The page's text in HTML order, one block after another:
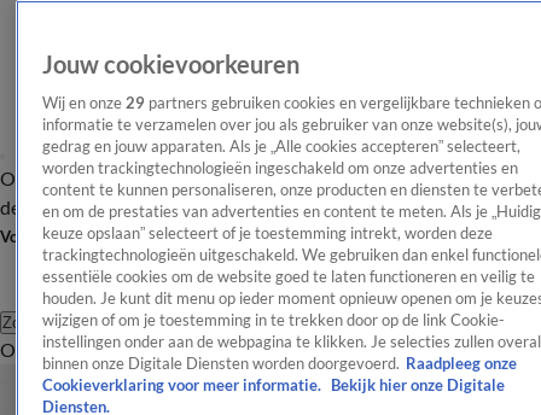
OverzichtAfleveringen Entertainment TV Algemeen
Tip
de redactieNieuwsbrief
Volg Shownieuws
Zoeken
OverzichtEntertainmentSpraakmakendRealityCrimeVideo's
Jouw cookievoorkeuren
Wij en onze 29 partners gebruiken cookies en vergelijkbare technieken
informatie te verzamelen over jou als gebruiker van onze website(s),
gedrag en jouw apparaten. Als je „Alle cookies accepteren” selecteert,
worden trackingtechnologieën ingeschakeld om onze advertenties en
content te kunnen personaliseren, onze producten en diensten te
en om de prestaties van advertenties en content te meten. Als je
keuze opslaan” selecteert of je toestemming intrekt, worden deze
trackingtechnologieën uitgeschakeld. We gebruiken dan enkel
essentiële cookies om de website goed te laten functioneren en veilig te
houden. Je kunt dit menu op ieder moment opnieuw openen om je
wijzigen of om je toestemming in te trekken door op de link Cookie-
instellingen onder aan de webpagina te klikken. Je selecties zullen overal
binnen onze Digitale Diensten worden doorgevoerd. Raadpleeg onze
Cookieverklaring voor meer informatie.
Bekijk hier onze Digitale
Diensten.